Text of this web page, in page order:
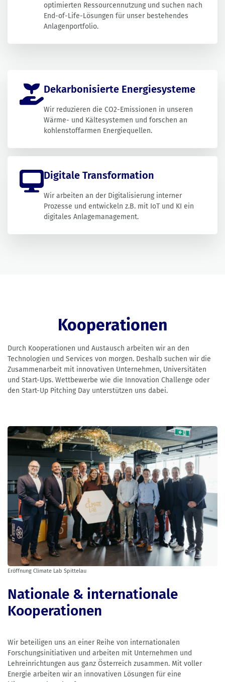
optimierten Ressourcennutzung und suchen nach
End-of-Life-Lösungen für unser bestehendes
Anlagenportfolio.
Dekarbonisierte Energiesysteme
Wir reduzieren die CO2-Emissionen in unseren
Wärme- und Kältesystemen und forschen an
kohlenstoffarmen Energiequellen.
Digitale Transformation
Wir arbeiten an der Digitalisierung interner
Prozesse und entwickeln z.B. mit IoT und KI ein
digitales Anlagemanagement.
Kooperationen
Durch Kooperationen und Austausch arbeiten wir an den
Technologien und Services von morgen. Deshalb suchen wir die
Zusammenarbeit mit innovativen Unternehmen, Universitäten
und Start-Ups. Wettbewerbe wie die Innovation Challenge oder
den Start-Up Pitching Day unterstützen uns dabei.
Eröffnung Climate Lab Spittelau
Nationale & internationale
Kooperationen
Wir beteiligen uns an einer Reihe von internationalen
Forschungsinitiativen und arbeiten mit Unternehmen und
Lehreinrichtungen aus ganz Österreich zusammen. Mit voller
Energie arbeiten wir an innovativen Lösungen für eine